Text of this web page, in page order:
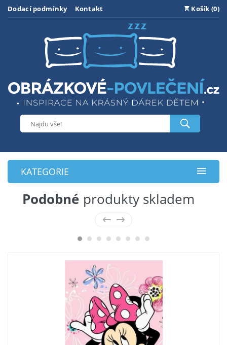
Dodací podmínky Kontakt Košík (0)
KATEGORIE
Podobné produkty skladem